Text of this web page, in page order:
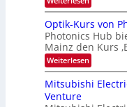
a
r
b
e
i
n
e
W
a
c
h
s
u
e
r
a
e
u
s
-
S
e
K
-
E
i
n
s
t
Optik-Kurs von
Photonics Hub
Mainz den Kurs
Weiterlesen:
O
p
t
Mitsubishi
Venture